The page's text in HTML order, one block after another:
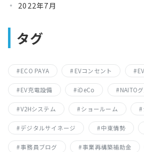
2022年7月
タグ
ECO PAYA EVコンセント
EV充電設備 iDeCo NAITO
V2Hシステム ショールーム
デジタルサイネージ 中東情勢
事務員ブログ 事業再構築補助金